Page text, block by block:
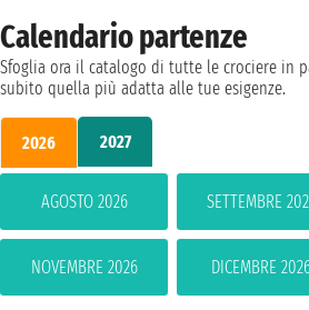
Calendario partenze
Sfoglia ora il catalogo di tutte le crociere in
subito quella più adatta alle tue esigenze.
2026 2027
AGOSTO 2026 SETTEMBRE
NOVEMBRE 2026 DICEMBRE